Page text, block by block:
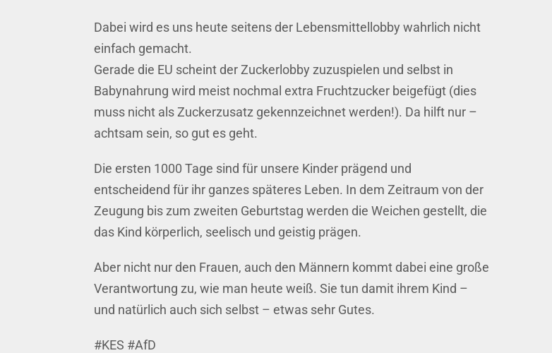
Dabei wird es uns heute seitens der Lebensmittellobby wahrlich nicht
einfach gemacht.
Gerade die EU scheint der Zuckerlobby zuzuspielen und selbst in
Babynahrung wird meist nochmal extra Fruchtzucker beigefügt (dies
muss nicht als Zuckerzusatz gekennzeichnet werden!). Da hilft nur –
achtsam sein, so gut es geht.
Die ersten 1000 Tage sind für unsere Kinder prägend und
entscheidend für ihr ganzes späteres Leben. In dem Zeitraum von der
Zeugung bis zum zweiten Geburtstag werden die Weichen gestellt, die
das Kind körperlich, seelisch und geistig prägen.
Aber nicht nur den Frauen, auch den Männern kommt dabei eine große
Verantwortung zu, wie man heute weiß. Sie tun damit ihrem Kind –
und natürlich auch sich selbst – etwas sehr Gutes.
#KES #AfD